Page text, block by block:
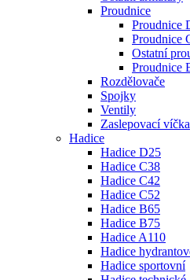
Proudnice
Proudnice
Proudnice
Ostatní
Proudnice
Rozdělovače
Spojky
Ventily
Zaslepovací víčka
Hadice
Hadice D25
Hadice C38
Hadice C42
Hadice C52
Hadice B65
Hadice B75
Hadice A110
Hadice
Hadice sportovní